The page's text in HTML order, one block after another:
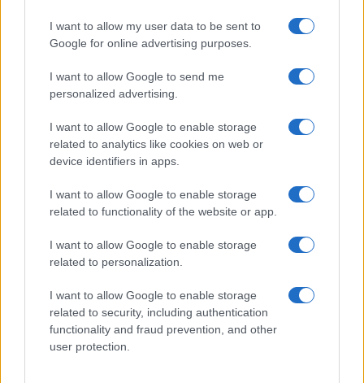
I want to allow my user data to be sent to
Google for online advertising purposes.
I want to allow Google to send me
personalized advertising.
I want to allow Google to enable storage
related to analytics like cookies on web or
device identifiers in apps.
I want to allow Google to enable storage
related to functionality of the website or app.
I want to allow Google to enable storage
related to personalization.
I want to allow Google to enable storage
related to security, including authentication
functionality and fraud prevention, and other
user protection.
ΔΗΜΟΦΙΛΗ
ΑΧΜΕΣ: Δεύτερες σκέψεις στον ΑΝΤ1...
Μουντιάλ εκατομμυρίων θεάσεων στην ΕΡΤ- Ο πρώτος
απολογισμός της διοργάνωσης